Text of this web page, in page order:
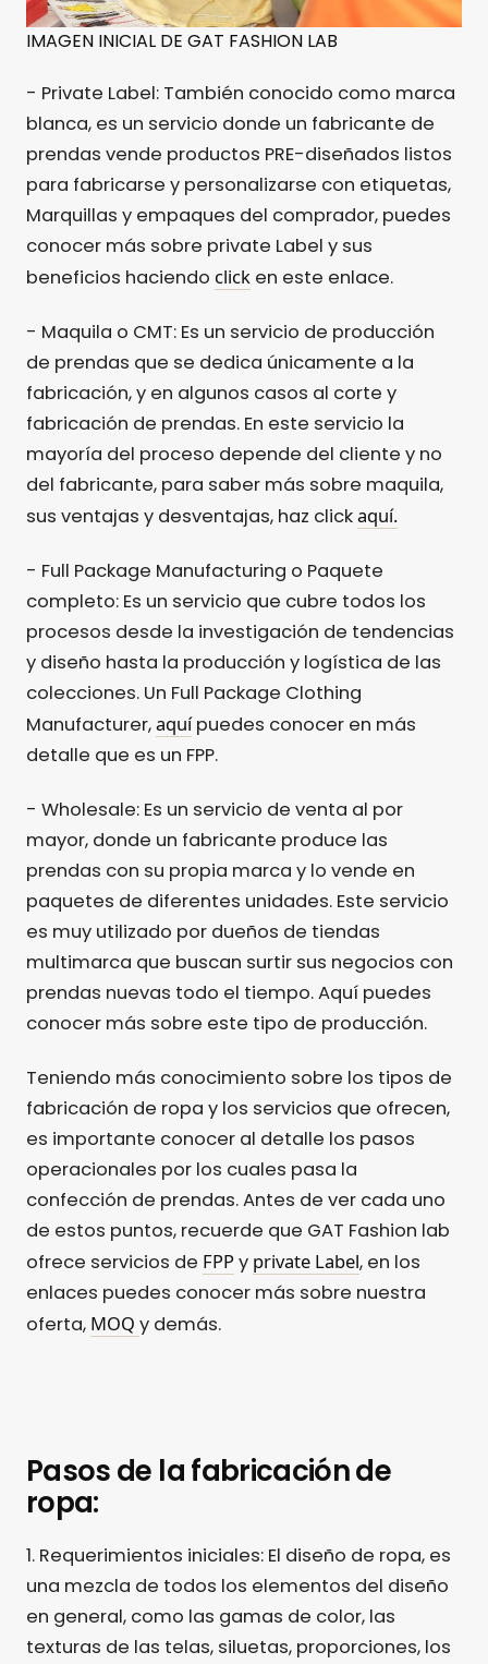
IMAGEN INICIAL DE GAT FASHION LAB
- Private Label: También conocido como marca
blanca, es un servicio donde un fabricante de
prendas vende productos PRE-diseñados listos
para fabricarse y personalizarse con etiquetas,
Marquillas y empaques del comprador, puedes
conocer más sobre private Label y sus
beneficios haciendo click en este enlace.
- Maquila o CMT: Es un servicio de producción
de prendas que se dedica únicamente a la
fabricación, y en algunos casos al corte y
fabricación de prendas. En este servicio la
mayoría del proceso depende del cliente y no
del fabricante, para saber más sobre maquila,
sus ventajas y desventajas, haz clickaquí.
- Full Package Manufacturing o Paquete
completo: Es un servicio que cubre todos los
procesos desde la investigación de tendencias
y diseño hasta la producción y logística de las
colecciones. Un Full Package Clothing
Manufacturer,aquípuedes conocer en más
detalle que es un FPP.
- Wholesale: Es un servicio de venta al por
mayor, donde un fabricante produce las
prendas con su propia marca y lo vende en
paquetes de diferentes unidades. Este servicio
es muy utilizado por dueños de tiendas
multimarca que buscan surtir sus negocios con
prendas nuevas todo el tiempo. Aquí puedes
conocer más sobre este tipo de producción.
Teniendo más conocimiento sobre los tipos de
fabricación de ropa y los servicios que ofrecen,
es importante conocer al detalle los pasos
operacionales por los cuales pasa la
confección de prendas. Antes de ver cada uno
de estos puntos, recuerde que GAT Fashion lab
ofrece servicios de FPPy private Label, en los
enlaces puedes conocer más sobre nuestra
oferta, MOQ y demás.
Pasos de la fabricación de
ropa:
1. Requerimientos iniciales: El diseño de ropa, es
una mezcla de todos los elementos del diseño
en general, como las gamas de color, las
texturas de las telas, siluetas, proporciones, los